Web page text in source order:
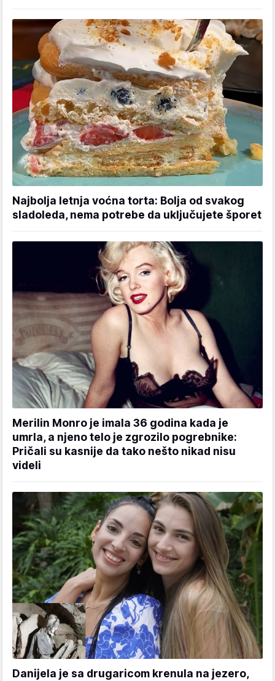
Najbolja letnja voćna torta: Bolja od svakog
sladoleda, nema potrebe da uključujete šporet
Merilin Monro je imala 36 godina kada je
umrla, a njeno telo je zgrozilo pogrebnike:
Pričali su kasnije da tako nešto nikad nisu
videli
Danijela je sa drugaricom krenula na jezero,